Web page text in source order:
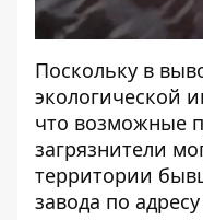
Поскольку в
экологической
что возможные
загрязнители
территории
завода по